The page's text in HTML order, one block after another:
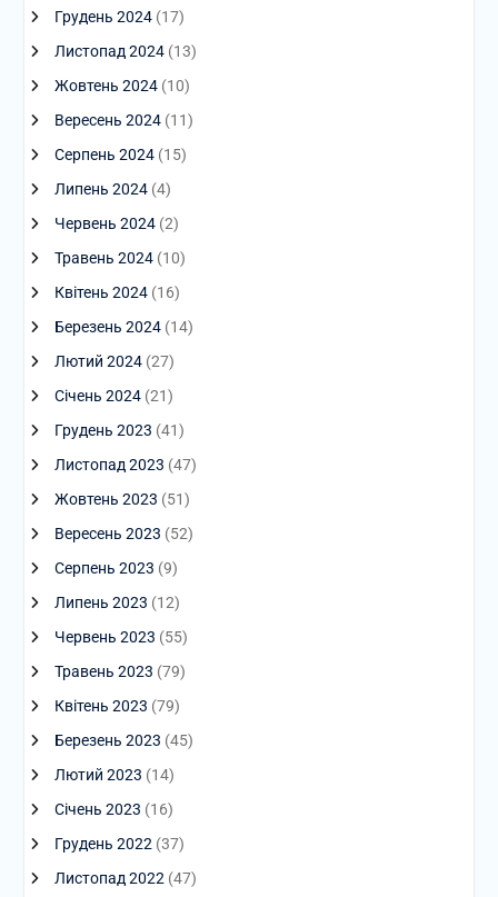
Грудень 2024(17)
Листопад 2024(13)
Жовтень 2024(10)
Вересень 2024(11)
Серпень 2024(15)
Липень 2024(4)
Червень 2024(2)
Травень 2024(10)
Квітень 2024(16)
Березень 2024(14)
Лютий 2024(27)
Січень 2024(21)
Грудень 2023 (41)
Листопад 2023 (47)
Жовтень 2023 (51)
Вересень 2023 (52)
Серпень 2023 (9)
Липень 2023 (12)
Червень 2023 (55)
Травень 2023 (79)
Квітень 2023 (79)
Березень 2023 (45)
Лютий 2023 (14)
Січень 2023 (16)
Грудень 2022 (37)
Листопад 2022 (47)